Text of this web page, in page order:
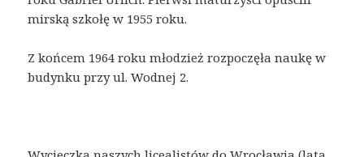
mirską szkołę w 1955 roku.
Z końcem 1964 roku młodzież rozpoczęła naukę w
budynku przy ul. Wodnej 2.